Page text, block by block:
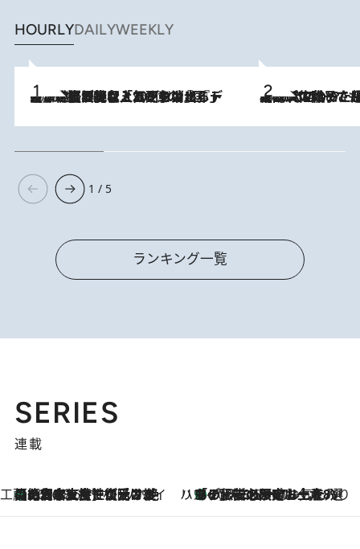
HOURLYDAILYWEEKLY
2026.8.5
【なぜ吉沢亮は「気配を消せる」のか？】興行収入208億の『国宝』を経て挑むミュージカル『ディア・エヴァン・ハンセン』。トップ俳優が舞台上でさらけ出した“孤独”とは 2026.8.5
【阿川佐和子さんの年とる力】なぜ70代で始めた趣味は“こんなに楽しい”のか？ ピアノ、俳句…スランプに陥っても続けられる“ある秘訣”とは
1 / 5
ランキング一覧
SERIES
連載
工藤まやのおもてなしハワイ
2026.8.6
【ハワイ土産】ローカルの絶大な支持で復活！ 絶品の幻クッキー《元ファンの日本人女性が受け継いだ名店》 ハワイ賢者 リサのお気に入りリスト2026.8.6
あの伝説の限定トートも！ リニューアルした「ディーン＆デルーカ ハワイ」で必須のお土産8選